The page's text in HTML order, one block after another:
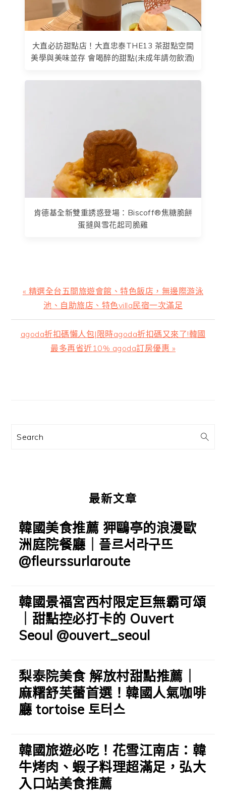
大直必訪甜點店！大直忠泰THE13 茶甜點空間
美學與美味並存 會喝醉的甜點(未成年請勿飲酒)
肯德基全新雙重誘惑登場：Biscoff®焦糖脆餅
蛋撻與雪花起司脆雞
上
篇
文
« 精選全台五間旅遊會館、特色飯店，無邊際游泳
池、自助旅店、特色villa民宿一次滿足
下
agoda折扣碼懶人包|限時agoda折扣碼又來了!韓國
最多再省近10% agoda訂房優惠 »
訊
Search
最新文章
韓國美食推薦 狎鷗亭的浪漫歐
洲庭院餐廳｜플르서라구뜨
@fleurssurlaroute
韓國景福宮西村限定巨無霸可頌
｜甜點控必打卡的 Ouvert
Seoul @ouvert_seoul
梨泰院美食 解放村甜點推薦｜
麻糬舒芙蕾首選！韓國人氣咖啡
廳 tortoise 토터스
韓國旅遊必吃！花雪江南店：韓
牛烤肉、蝦子料理超滿足，弘大
入口站美食推薦